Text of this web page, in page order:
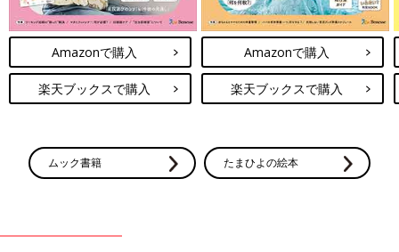
Amazonで購入
楽天ブックスで購入
Amazonで購入
楽天ブックスで購入
ムック書籍 たまひよの絵本